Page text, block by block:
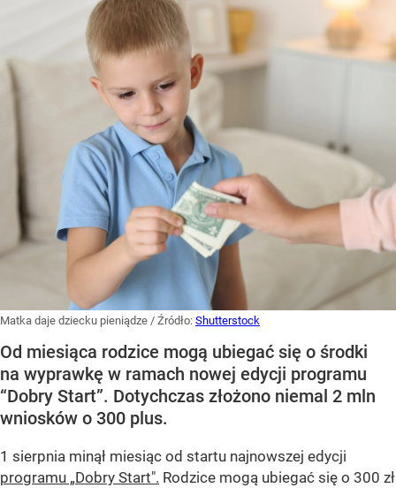
Matka daje dziecku pieniądze / Źródło: Shutterstock
Od miesiąca rodzice mogą ubiegać się o środki
na wyprawkę w ramach nowej edycji programu
“Dobry Start”. Dotychczas złożono niemal 2 mln
wniosków o 300 plus.
1 sierpnia minął miesiąc od startu najnowszej edycji
programu „Dobry Start". Rodzice mogą ubiegać się o 300 zł